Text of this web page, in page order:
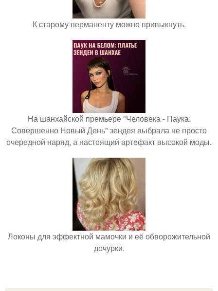
К старому перманенту можно привыкнуть.
На шанхайской премьере "Человека - Паука:
Совершенно Новый День" зендея выбрала не просто
очередной наряд, а настоящий артефакт высокой моды.
Локоны для эффектной мамочки и её обворожительной
дочурки.